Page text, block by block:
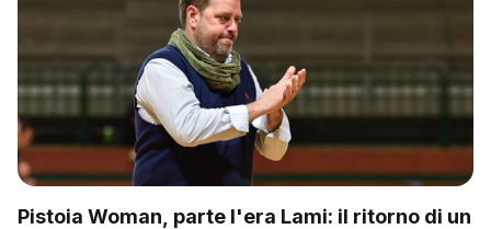
Pistoia Woman, parte l'era Lami: il ritorno di un